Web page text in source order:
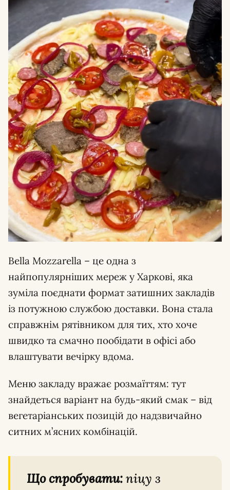
Bella Mozzarella – це одна з
найпопулярніших мереж у Харкові, яка
зуміла поєднати формат затишних закладів
із потужною службою доставки. Вона стала
справжнім рятівником для тих, хто хоче
швидко та смачно пообідати в офісі або
влаштувати вечірку вдома.
Меню закладу вражає розмаїттям: тут
знайдеться варіант на будь-який смак – від
вегетаріанських позицій до надзвичайно
ситних м’ясних комбінацій.
Що спробувати:піцу з